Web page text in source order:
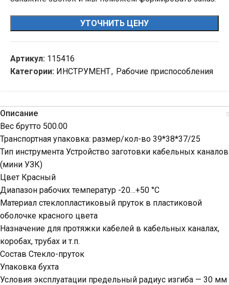
УТОЧНИТЬ ЦЕНУ
Артикул: 115416
Категории: ИНСТРУМЕНТ, Рабочие приспособления
Описание
Вес брутто 500.00
Транспортная упаковка: размер/кол-во 39*38*37/25
Тип инструмента Устройство заготовки кабельных каналов
(мини УЗК)
Цвет Красный
Диапазон рабочих температур -20…+50 °С
Материал стеклопластиковый пруток в пластиковой
оболочке красного цвета
Назначение для протяжки кабелей в кабельных каналах,
коробах, трубах и т.п.
Состав Стекло-пруток
Упаковка бухта
Условия эксплуатации предельный радиус изгиба — 30 мм